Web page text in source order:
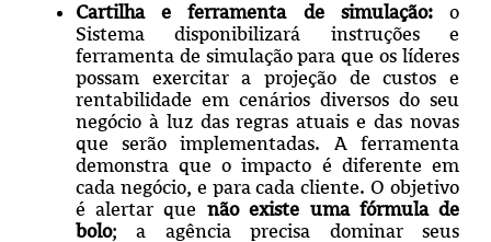
Cartilha e ferramenta de simulação:o
Sistema disponibilizará instruções e
ferramenta de simulação para que os líderes
possam exercitar a projeção de custos e
rentabilidade em cenários diversos do seu
negócio à luz das regras atuais e das novas
que serão implementadas. A ferramenta
demonstra que o impacto é diferente em
cada negócio, e para cada cliente. O objetivo
é alertar que não existe uma fórmula de
bolo; a agência precisa dominar seus